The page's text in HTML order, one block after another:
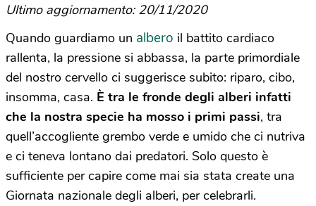
Ultimo aggiornamento: 20/11/2020
Quando guardiamo un albero il battito cardiaco
rallenta, la pressione si abbassa, la parte primordiale
del nostro cervello ci suggerisce subito: riparo, cibo,
insomma, casa. È tra le fronde degli alberi infatti
che la nostra specie ha mosso i primi passi, tra
quell’accogliente grembo verde e umido che ci nutriva
e ci teneva lontano dai predatori. Solo questo è
sufficiente per capire come mai sia stata create una
Giornata nazionale degli alberi, per celebrarli.